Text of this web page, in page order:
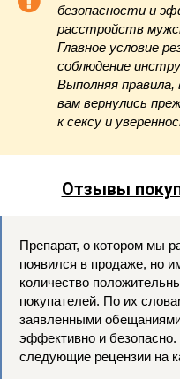
безопасности и
расстройств
Главное условие
соблюдение
Выполняя
вам вернулись
к сексу и
Отзывы
Препарат, о котором мы
появился в продаже, но
количество
покупателей. По их
заявленными
эффективно и
следующие рецензии на